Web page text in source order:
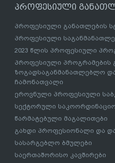
პროფესიული
პროფესიული განათლების
პროფესიული
2023 წლის პროფესიული
პროფესიული პროგრამების
ზოგადსაგანმანათლებლო
ჩამონათვალი
ეროვნული პროფესიული
სექტორული
წარმატებული მაგალითები
გახდი პროფესიონალი და
სასარგებლო ბმულები
საერთაშორისო კავშირები